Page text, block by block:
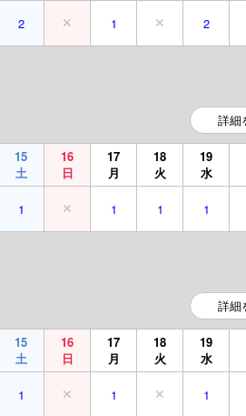
2 1 2
詳細
15
土
16
日
17
月
18
火
19
水
1 1 1 1
詳細
15
土
16
日
17
月
18
火
19
水
1 1 1